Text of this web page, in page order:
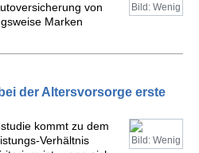
Bild: Wenig
von
Marken
der Altersvorsorge erste
Bild: Wenig
kommt zu dem
Verhältnis